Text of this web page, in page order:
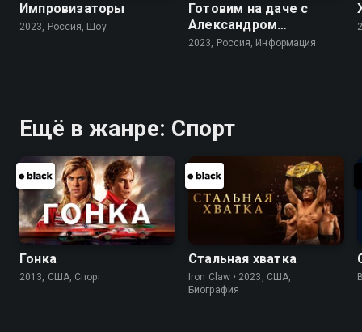
Импровизаторы
2023, Россия, Шоу
Готовим на даче с
Александром
Бельковичем
2023, Россия, Информация
Ещё в жанре: Спорт
Гонка
2013, США, Спорт
Стальная хватка
Iron Claw • 2023, США,
Биография